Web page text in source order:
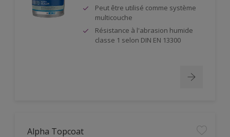
Peut être utilisé comme système
multicouche
Résistance à l'abrasion humide
classe 1 selon DIN EN 13300
Alpha Topcoat